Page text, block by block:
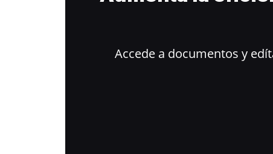
Accede a documentos y